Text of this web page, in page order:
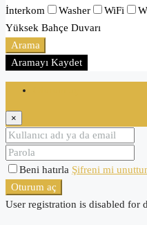
İnterkom
Washer WiFi
Yüksek Bahçe Duvarı
Arama
Aramayı Kaydet
×
Beni hatırla Şifreni mi
Oturum aç
User registration is disabled for